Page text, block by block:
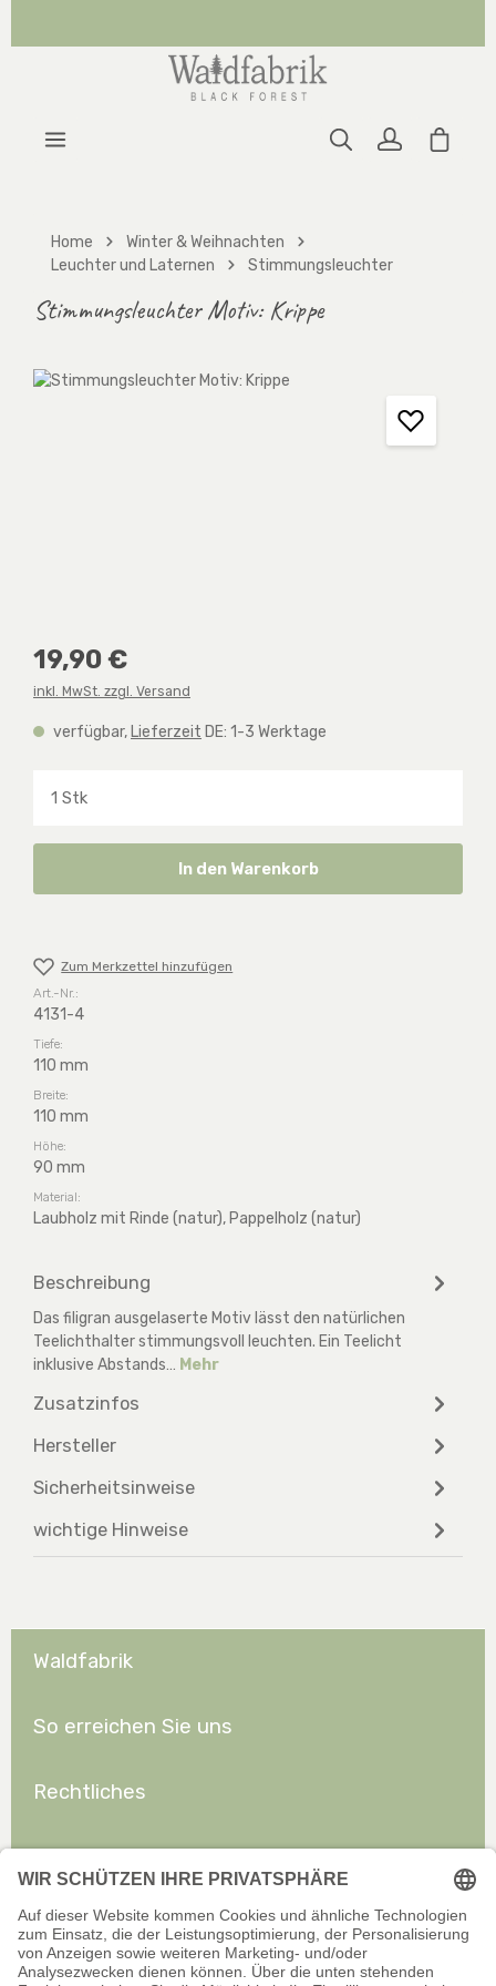
Home
Winter & Weihnachten
Leuchter und Laternen
Stimmungsleuchter
Stimmungsleuchter Motiv: Krippe
Bildergalerie überspringen
Regulärer Preis:
19,90 €
inkl. MwSt. zzgl. Versand
verfügbar, Lieferzeit DE: 1-3 Werktage
In den Warenkorb
Zum Merkzettel hinzufügen
Art.-Nr.:
4131-4
Tiefe:
110 mm
Breite:
110 mm
Höhe:
90 mm
Material:
Laubholz mit Rinde (natur), Pappelholz (natur)
Beschreibung
Das filigran ausgelaserte Motiv lässt den natürlichen
Teelichthalter stimmungsvoll leuchten. Ein Teelicht
inklusive Abstands… Mehr
Zusatzinfos
Hersteller
Sicherheitsinweise
wichtige Hinweise
Waldfabrik
So erreichen Sie uns
Rechtliches